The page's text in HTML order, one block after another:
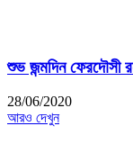
শুভ জন্মদিন ফেরদৌসী
28/06/2020
আরও দেখুন